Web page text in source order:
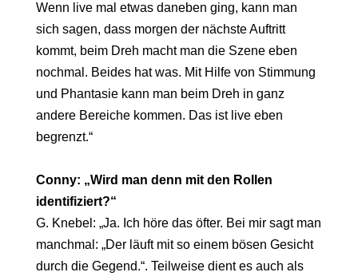
Wenn live mal etwas daneben ging, kann man
sich sagen, dass morgen der nächste Auftritt
kommt, beim Dreh macht man die Szene eben
nochmal. Beides hat was. Mit Hilfe von Stimmung
und Phantasie kann man beim Dreh in ganz
andere Bereiche kommen. Das ist live eben
begrenzt.“
Conny: „Wird man denn mit den Rollen
identifiziert?“
G. Knebel: „Ja. Ich höre das öfter. Bei mir sagt man
manchmal: „Der läuft mit so einem bösen Gesicht
durch die Gegend.“. Teilweise dient es auch als